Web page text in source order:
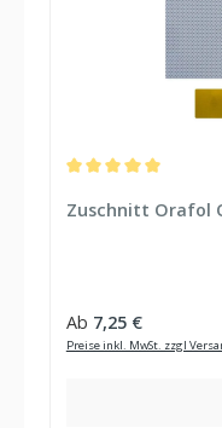
Zuschnitt Orafol
Regulärer Preis:
Ab 7,25 €
Preise inkl. MwSt. zzgl